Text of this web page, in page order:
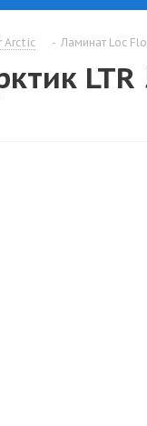
Arctic - Ламинат Loc